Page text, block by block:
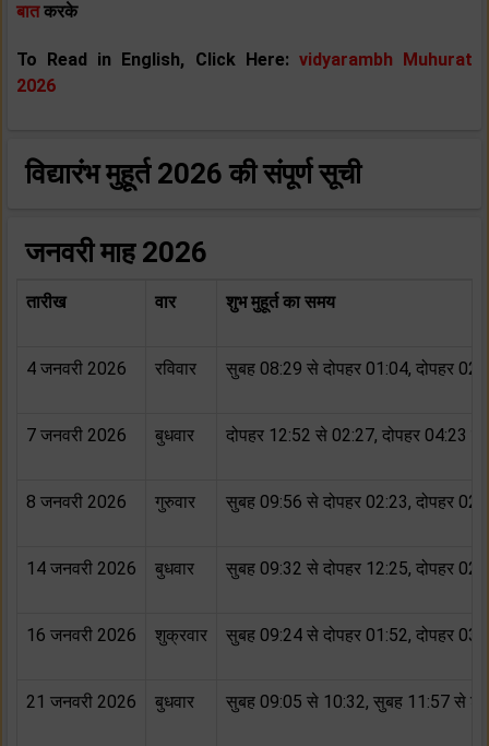
बातकरके
To Read in English, Click Here: vidyarambh Muhurat
2026
विद्यारंभ मुहूर्त 2026 की संपूर्ण सूची
जनवरी माह 2026
तारीख वार शुभ मुहूर्त का समय
4 जनवरी 2026 रविवार सुबह 08:29 से दोपहर 01:04, दोपहर
7 जनवरी 2026 बुधवार दोपहर 12:52 से 02:27, दोपहर 04:23 से
8 जनवरी 2026 गुरुवार सुबह 09:56 से दोपहर 02:23, दोपहर
14 जनवरी 2026 बुधवार सुबह 09:32 से दोपहर 12:25, दोपहर
16 जनवरी 2026 शुक्रवार सुबह 09:24 से दोपहर 01:52, दोपहर
21 जनवरी 2026 बुधवार सुबह 09:05 से 10:32, सुबह 11:57 से